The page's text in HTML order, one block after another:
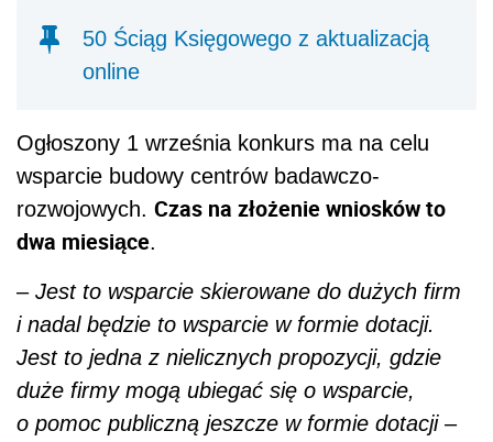
50 Ściąg Księgowego z aktualizacją
online
Ogłoszony 1 września konkurs ma na celu
wsparcie budowy centrów badawczo-
rozwojowych. Czas na złożenie wniosków to
dwa miesiące.
– Jest to wsparcie skierowane do dużych firm
i nadal będzie to wsparcie w formie dotacji.
Jest to jedna z nielicznych propozycji, gdzie
duże firmy mogą ubiegać się o wsparcie,
o pomoc publiczną jeszcze w formie dotacji–